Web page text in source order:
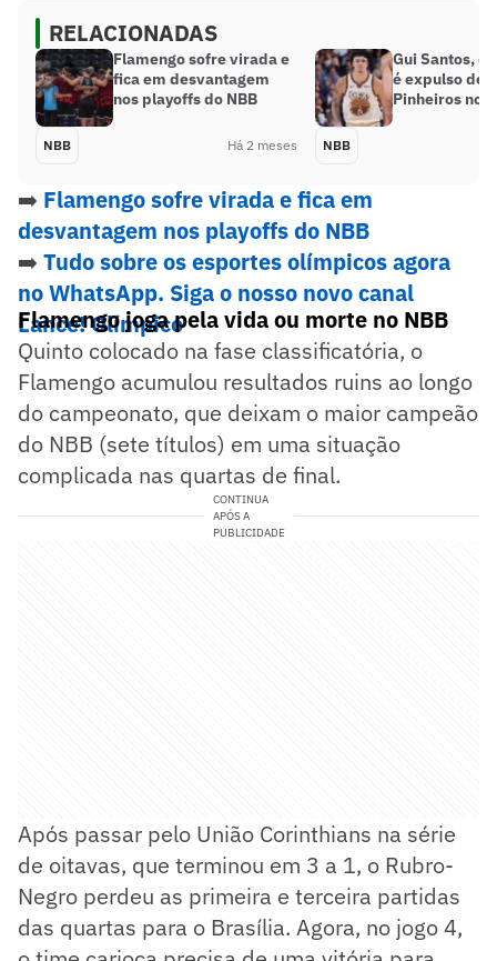
RELACIONADAS
Flamengo sofre virada e
fica em desvantagem
nos playoffs do NBB
NBB Há 2 meses
Gui Santos,
é expulso de
Pinheiros no
NBB
➡️ Flamengo sofre virada e fica em
desvantagem nos playoffs do NBB
➡️ Tudo sobre os esportes olímpicos agora
no WhatsApp. Siga o nosso novo canal
Lance! Olímpico
Flamengo joga pela vida ou morte no NBB
Quinto colocado na fase classificatória, o
Flamengo acumulou resultados ruins ao longo
do campeonato, que deixam o maior campeão
do NBB (sete títulos) em uma situação
complicada nas quartas de final.
CONTINUA
APÓS A
PUBLICIDADE
Após passar pelo União Corinthians na série
de oitavas, que terminou em 3 a 1, o Rubro-
Negro perdeu as primeira e terceira partidas
das quartas para o Brasília. Agora, no jogo 4,